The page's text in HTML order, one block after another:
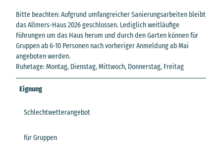
Bitte beachten: Aufgrund umfangreicher Sanierungsarbeiten bleibt
das Allmers-Haus 2026 geschlossen. Lediglich weitläufige
Führungen um das Haus herum und durch den Garten können für
Gruppen ab 6-10 Personen nach vorheriger Anmeldung ab Mai
angeboten werden.
Ruhetage: Montag, Dienstag, Mittwoch, Donnerstag, Freitag
Eignung
Schlechtwetterangebot
für Gruppen